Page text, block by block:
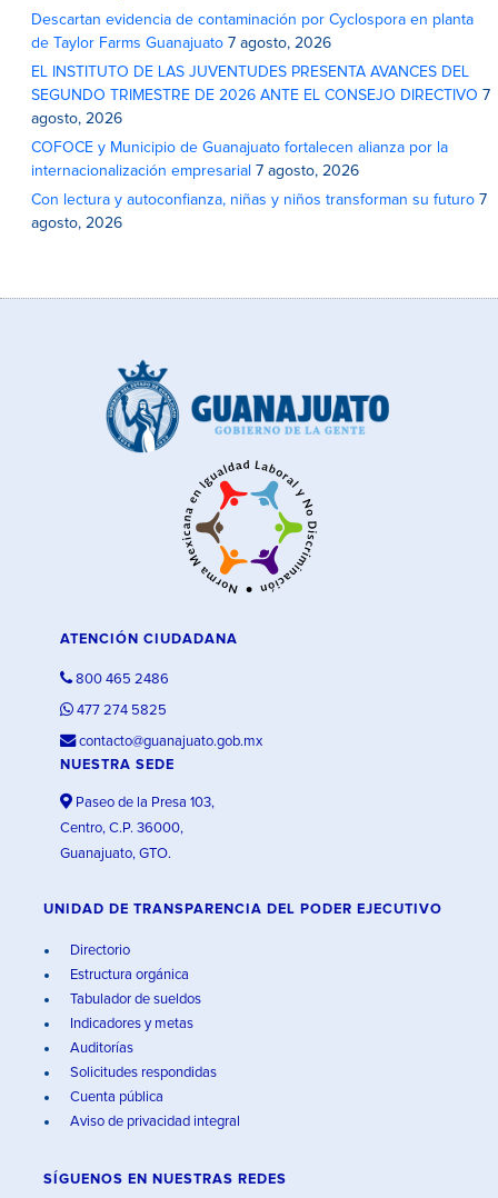
Descartan evidencia de contaminación por Cyclospora en planta
de Taylor Farms Guanajuato 7 agosto, 2026
EL INSTITUTO DE LAS JUVENTUDES PRESENTA AVANCES DEL
SEGUNDO TRIMESTRE DE 2026 ANTE EL CONSEJO DIRECTIVO 7
agosto, 2026
COFOCE y Municipio de Guanajuato fortalecen alianza por la
internacionalización empresarial 7 agosto, 2026
Con lectura y autoconfianza, niñas y niños transforman su futuro 7
agosto, 2026
ATENCIÓN CIUDADANA
800 465 2486
477 274 5825
contacto@guanajuato.gob.mx
NUESTRA SEDE
Paseo de la Presa 103,
Centro, C.P. 36000,
Guanajuato, GTO.
UNIDAD DE TRANSPARENCIA DEL PODER EJECUTIVO
Directorio
Estructura orgánica
Tabulador de sueldos
Indicadores y metas
Auditorías
Solicitudes respondidas
Cuenta pública
Aviso de privacidad integral
SÍGUENOS EN NUESTRAS REDES